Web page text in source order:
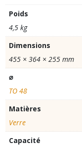
Poids
4,5 kg
Dimensions
455 × 364 × 255 mm
⌀
TO 48
Matières
Verre
Capacité